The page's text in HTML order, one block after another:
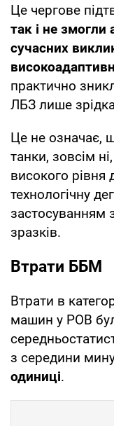
Це чергове
так і не змогли
сучасних
практично
ЛБЗ лише
Це не означає,
танки, зовсім
високого рівня
технологічну
застосуванням
зразків.
Втрати ББМ
Втрати в
машин у РОВ
з середини
одиниці.